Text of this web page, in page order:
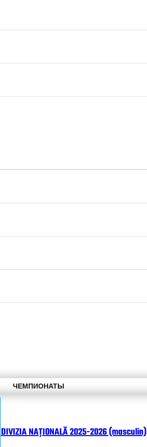
ЧЕМПИОНАТЫ
DIVIZIA NAȚIONALĂ 2025-2026 (masculin)